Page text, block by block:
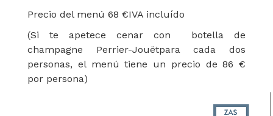
Precio del menú 68 €IVA incluído
(Si te apetece cenar con botella de
champagne Perrier-Jouëtpara cada dos
personas, el menú tiene un precio de 86 €
por persona)